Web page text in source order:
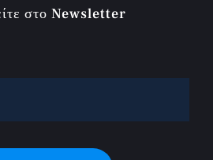
στο Newsletter